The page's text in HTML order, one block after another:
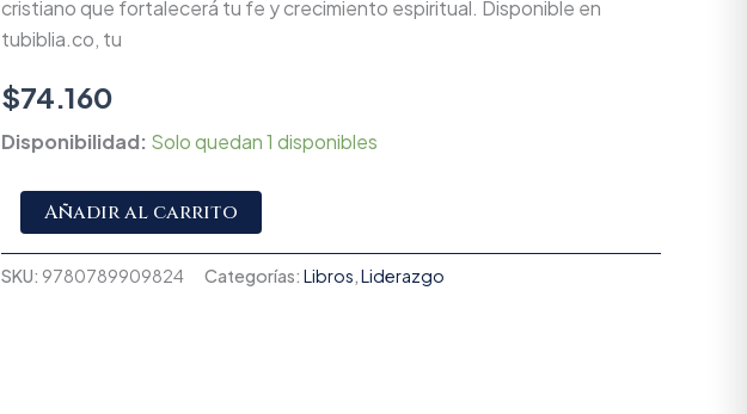
cristiano que fortalecerá tu fe y crecimiento espiritual. Disponible en
tubiblia.co, tu
$74.160
Disponibilidad: Solo quedan 1 disponibles
Añadir al carrito
SKU: 9780789909824 Categorías: Libros,Liderazgo